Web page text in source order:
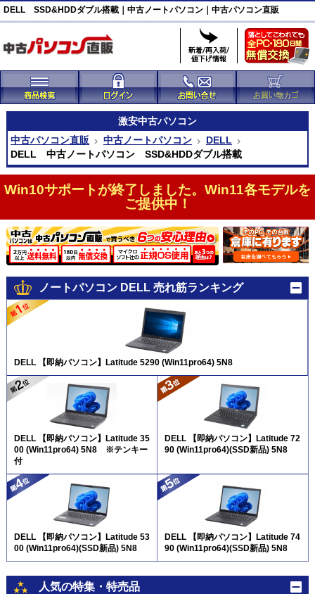
DELL SSD&HDDダブル搭載｜中古ノートパソコン｜中古パソコン直販
激安中古パソコン
中古パソコン直販
中古ノートパソコン
DELL
DELL 中古ノートパソコン SSD&HDDダブル搭載
Win10サポートが終了しました。Win11各モデルを
ご提供中！
ノートパソコン DELL 売れ筋ランキング
DELL 【即納パソコン】Latitude 5290 (Win11pro64) 5N8
DELL 【即納パソコン】Latitude 35
00 (Win11pro64) 5N8 ※テンキー
付
DELL 【即納パソコン】Latitude 72
90 (Win11pro64)(SSD新品) 5N8
DELL 【即納パソコン】Latitude 53
00 (Win11pro64)(SSD新品) 5N8
DELL 【即納パソコン】Latitude 74
90 (Win11pro64)(SSD新品) 5N8
人気の特集・特売品